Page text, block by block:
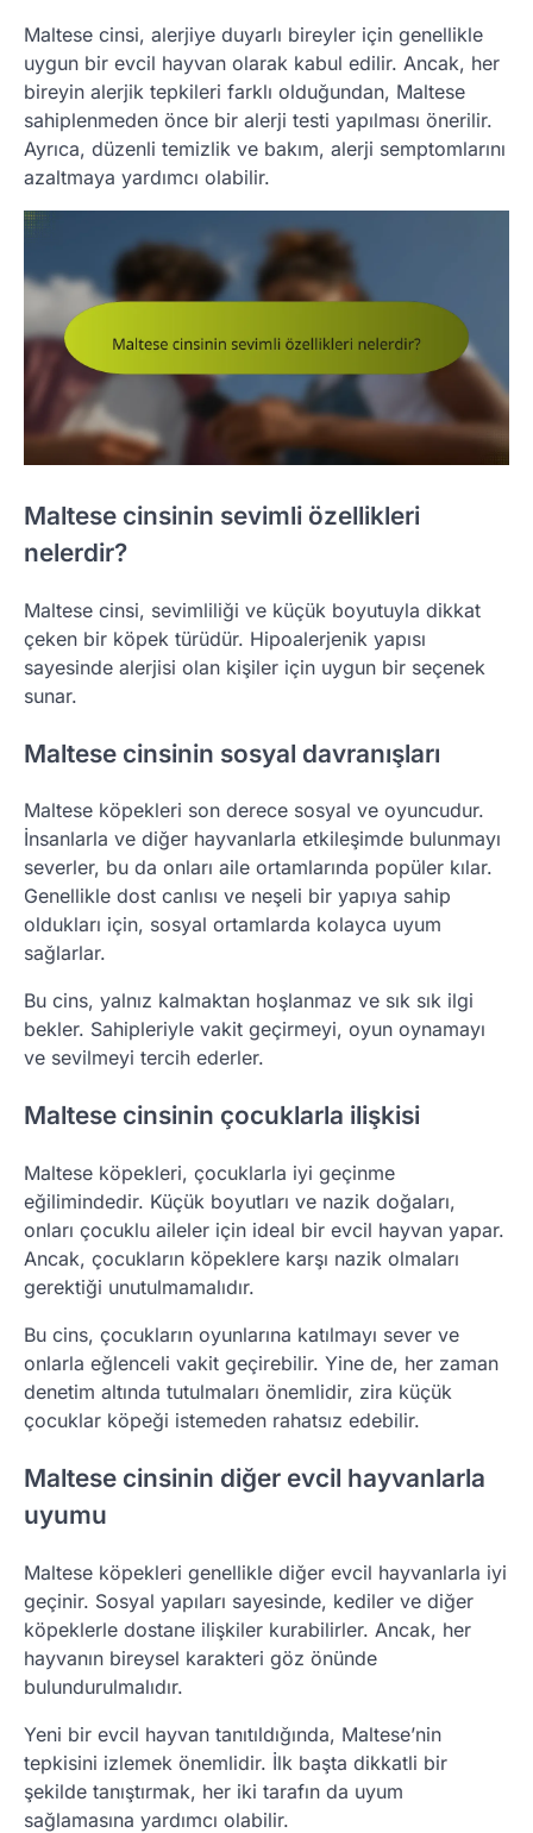
Maltese cinsi, alerjiye duyarlı bireyler için genellikle
uygun bir evcil hayvan olarak kabul edilir. Ancak, her
bireyin alerjik tepkileri farklı olduğundan, Maltese
sahiplenmeden önce bir alerji testi yapılması önerilir.
Ayrıca, düzenli temizlik ve bakım, alerji semptomlarını
azaltmaya yardımcı olabilir.
Maltese cinsinin sevimli özellikleri
nelerdir?
Maltese cinsi, sevimliliği ve küçük boyutuyla dikkat
çeken bir köpek türüdür. Hipoalerjenik yapısı
sayesinde alerjisi olan kişiler için uygun bir seçenek
sunar.
Maltese cinsinin sosyal davranışları
Maltese köpekleri son derece sosyal ve oyuncudur.
İnsanlarla ve diğer hayvanlarla etkileşimde bulunmayı
severler, bu da onları aile ortamlarında popüler kılar.
Genellikle dost canlısı ve neşeli bir yapıya sahip
oldukları için, sosyal ortamlarda kolayca uyum
sağlarlar.
Bu cins, yalnız kalmaktan hoşlanmaz ve sık sık ilgi
bekler. Sahipleriyle vakit geçirmeyi, oyun oynamayı
ve sevilmeyi tercih ederler.
Maltese cinsinin çocuklarla ilişkisi
Maltese köpekleri, çocuklarla iyi geçinme
eğilimindedir. Küçük boyutları ve nazik doğaları,
onları çocuklu aileler için ideal bir evcil hayvan yapar.
Ancak, çocukların köpeklere karşı nazik olmaları
gerektiği unutulmamalıdır.
Bu cins, çocukların oyunlarına katılmayı sever ve
onlarla eğlenceli vakit geçirebilir. Yine de, her zaman
denetim altında tutulmaları önemlidir, zira küçük
çocuklar köpeği istemeden rahatsız edebilir.
Maltese cinsinin diğer evcil hayvanlarla
uyumu
Maltese köpekleri genellikle diğer evcil hayvanlarla iyi
geçinir. Sosyal yapıları sayesinde, kediler ve diğer
köpeklerle dostane ilişkiler kurabilirler. Ancak, her
hayvanın bireysel karakteri göz önünde
bulundurulmalıdır.
Yeni bir evcil hayvan tanıtıldığında, Maltese’nin
tepkisini izlemek önemlidir. İlk başta dikkatli bir
şekilde tanıştırmak, her iki tarafın da uyum
sağlamasına yardımcı olabilir.